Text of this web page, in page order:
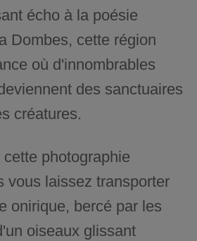
écho à la poésie
Dombes, cette région
où d'innombrables
des sanctuaires
créatures.
photographie
vous laissez transporter
onirique, bercé par les
oiseaux glissant